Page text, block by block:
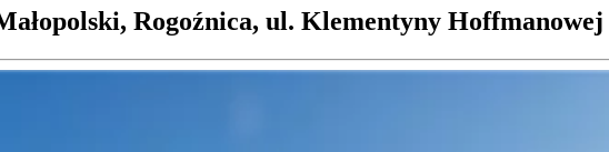
Rogoźnica, ul. Klementyny Hoffmanowej